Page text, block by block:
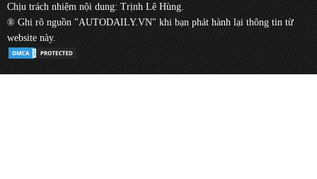
Chịu trách nhiệm nội dung: Trịnh Lê Hùng.
® Ghi rõ nguồn "AUTODAILY.VN" khi bạn phát hành lại thông tin từ
website này.